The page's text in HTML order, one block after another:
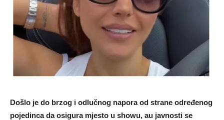
Došlo je do brzog i odlučnog napora od strane određenog
pojedinca da osigura mjesto u showu, au javnosti se